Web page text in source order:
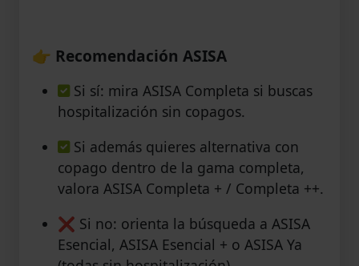
👉 Recomendación ASISA
Si sí: mira ASISA Completa si buscas
hospitalización sin copagos.
Si además quieres alternativa con
copago dentro de la gama completa,
valora ASISA Completa + / Completa ++.
❌ Si no: orienta la búsqueda a ASISA
Esencial, ASISA Esencial + o ASISA Ya